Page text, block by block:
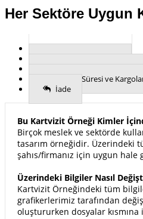
Her Sektöre Uygun
Üretim Süresi ve
İade
Bu Kartvizit Örneği Kimler
Birçok meslek ve sektörde
tasarım örneğidir. Üzerindeki
şahıs/firmanız için uygun
Üzerindeki Bilgiler Nasıl
Kartvizit Örneğindeki tüm
grafikerlerimiz tarafından
oluştururken dosyalar